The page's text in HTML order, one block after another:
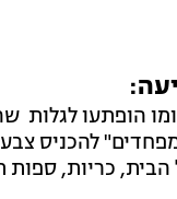
לגלות
להכניס צבע
הבית, כריות, ספות